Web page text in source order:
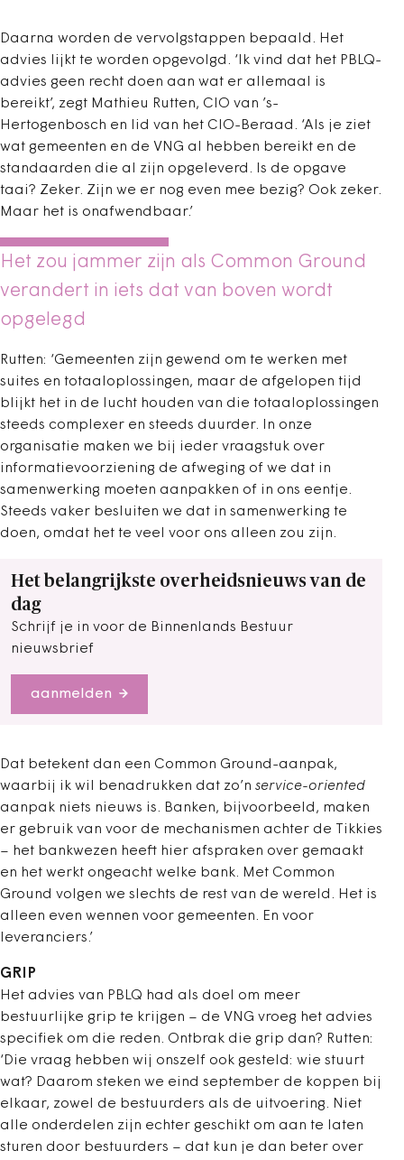
Daarna worden de vervolgstappen bepaald. Het
advies lijkt te worden opgevolgd. ‘Ik vind dat het PBLQ-
advies geen recht doen aan wat er allemaal is
bereikt’, zegt Mathieu Rutten, CIO van ’s-
Hertogenbosch en lid van het CIO-Beraad. ‘Als je ziet
wat gemeenten en de VNG al hebben bereikt en de
standaarden die al zijn opgeleverd. Is de opgave
taai? Zeker. Zijn we er nog even mee bezig? Ook zeker.
Maar het is onafwendbaar.’
Het zou jammer zijn als Common Ground
verandert in iets dat van boven wordt
opgelegd
Rutten: ‘Gemeenten zijn gewend om te werken met
suites en totaaloplossingen, maar de afgelopen tijd
blijkt het in de lucht houden van die totaaloplossingen
steeds complexer en steeds duurder. In onze
organisatie maken we bij ieder vraagstuk over
informatievoorziening de afweging of we dat in
samenwerking moeten aanpakken of in ons eentje.
Steeds vaker besluiten we dat in samenwerking te
doen, omdat het te veel voor ons alleen zou zijn.
Het belangrijkste overheidsnieuws van de
dag
Schrijf je in voor de Binnenlands Bestuur
nieuwsbrief
aanmelden
Dat betekent dan een Common Ground-aanpak,
waarbij ik wil benadrukken dat zo’n service-oriented
aanpak niets nieuws is. Banken, bijvoorbeeld, maken
er gebruik van voor de mechanismen achter de Tikkies
– het bankwezen heeft hier afspraken over gemaakt
en het werkt ongeacht welke bank. Met Common
Ground volgen we slechts de rest van de wereld. Het is
alleen even wennen voor gemeenten. En voor
leveranciers.’
GRIP
Het advies van PBLQ had als doel om meer
bestuurlijke grip te krijgen – de VNG vroeg het advies
specifiek om die reden. Ontbrak die grip dan? Rutten:
‘Die vraag hebben wij onszelf ook gesteld: wie stuurt
wat? Daarom steken we eind september de koppen bij
elkaar, zowel de bestuurders als de uitvoering. Niet
alle onderdelen zijn echter geschikt om aan te laten
sturen door bestuurders – dat kun je dan beter over